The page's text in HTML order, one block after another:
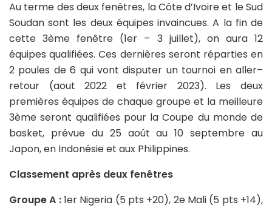
Au terme des deux fenêtres, la Côte d’Ivoire et le Sud
Soudan sont les deux équipes invaincues. A la fin de
cette 3ème fenêtre (1er – 3 juillet), on aura 12
équipes qualifiées. Ces dernières seront réparties en
2 poules de 6 qui vont disputer un tournoi en aller–
retour (aout 2022 et février 2023). Les deux
premières équipes de chaque groupe et la meilleure
3ème seront qualifiées pour la Coupe du monde de
basket, prévue du 25 août au 10 septembre au
Japon, en Indonésie et aux Philippines.
Classement après deux fenêtres
Groupe A :1er Nigeria (5 pts +20), 2e Mali (5 pts +14),